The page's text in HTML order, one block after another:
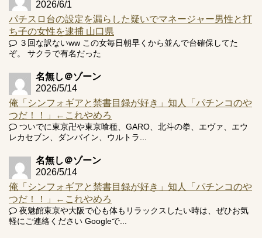
2026/6/1
パチスロ台の設定を漏らした疑いでマネージャー男性と打
ち子の女性を逮捕 山口県
３回な訳ないww この女毎日朝早くから並んで台確保してた
ぞ。 サクラで有名だった
名無し＠ゾーン
2026/5/14
俺「シンフォギアと禁書目録が好き」知人「パチンコのや
つだ！！」←これやめろ
ついでに東京卍や東京喰種、GARO、北斗の拳、エヴァ、エウ
レカセブン、ダンバイン、ウルトラ...
名無し＠ゾーン
2026/5/14
俺「シンフォギアと禁書目録が好き」知人「パチンコのや
つだ！！」←これやめろ
夜魅館東京や大阪で心も体もリラックスしたい時は、ぜひお気
軽にご連絡ください Googleで...